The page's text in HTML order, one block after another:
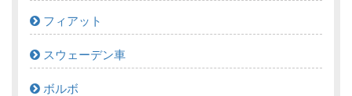
フィアット
スウェーデン車
ボルボ